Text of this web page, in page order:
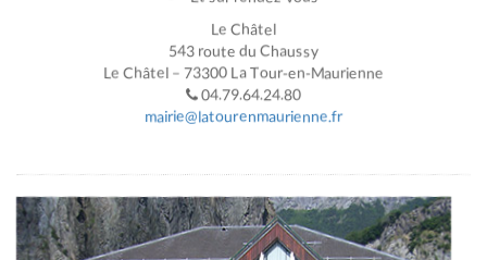
Le Châtel
543 route du Chaussy
Le Châtel – 73300 La Tour-en-Maurienne
04.79.64.24.80
mairie@latourenmaurienne.fr